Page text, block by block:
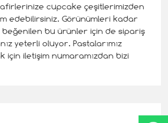
cupcake çeşitlerimizden
edebilirsiniz. Görünümleri kadar
bu ürünler için de sipariş
yeterli oluyor. Pastalarımız
için iletişim numaramızdan bizi